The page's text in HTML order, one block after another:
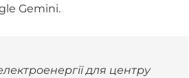
Gemini.
для центру